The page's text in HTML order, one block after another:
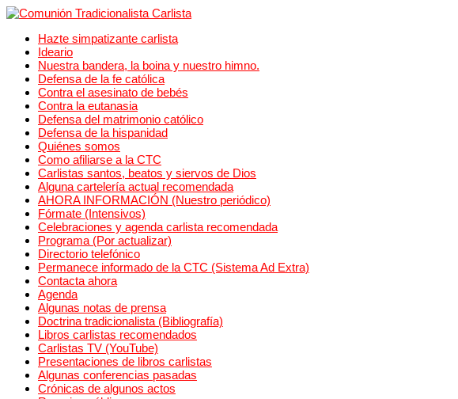
Hazte simpatizante carlista
Ideario
Nuestra bandera, la boina y nuestro himno.
Defensa de la fe católica
Contra el asesinato de bebés
Contra la eutanasia
Defensa del matrimonio católico
Defensa de la hispanidad
Quiénes somos
Como afiliarse a la CTC
Carlistas santos, beatos y siervos de Dios
Alguna cartelería actual recomendada
AHORA INFORMACIÓN (Nuestro periódico)
Fórmate (Intensivos)
Celebraciones y agenda carlista recomendada
Programa (Por actualizar)
Directorio telefónico
Permanece informado de la CTC (Sistema Ad Extra)
Contacta ahora
Agenda
Algunas notas de prensa
Doctrina tradicionalista (Bibliografía)
Libros carlistas recomendados
Carlistas TV (YouTube)
Presentaciones de libros carlistas
Algunas conferencias pasadas
Crónicas de algunos actos